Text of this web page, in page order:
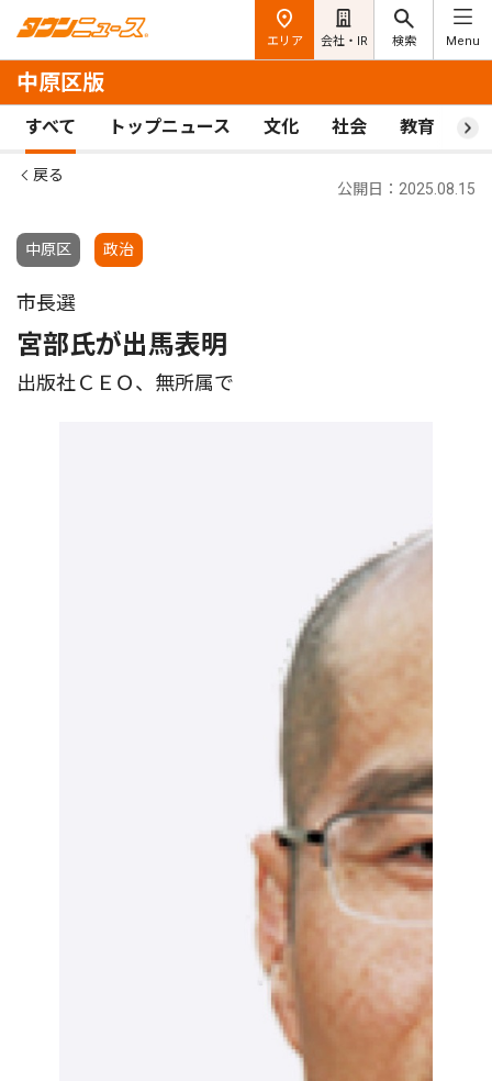
エリア 会社・IR 検索 Menu
中原区版
すべて トップニュース 文化 社会 教育 ス
戻る
中原区 政治
公開日：2025.08.15
市長選
宮部氏が出馬表明
出版社ＣＥＯ、無所属で